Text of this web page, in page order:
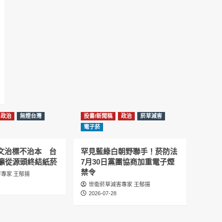
2025-05-17
電子菸倡議聖經 衛福部隱匿的菸草減害歷史
2025-05-01
พระคัมภีร์แห่งการริเริ่มบุหรี่ไฟฟ้า ประวัติศาสตร์
ที่ซ่อนเร้นของการลดอันตรายจากบุหรี่โดย
政治
無煙台灣
治標不治本 台
從源頭終結紙菸
家 王郁揚
投書/新聞稿 政治
菸草減害
電子菸
罕見藍綠白朝野聯手！菸防法
7月30日黨團協商加重電子煙
禁令
世衛菸草減害專家 王郁揚
2026-07-28